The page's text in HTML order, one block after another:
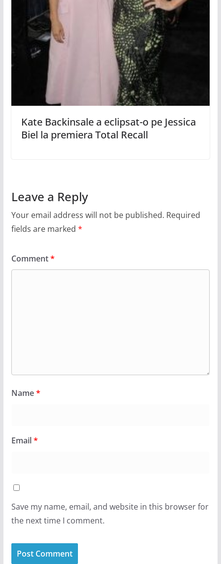
Kate Backinsale a eclipsat-o pe Jessica
Biel la premiera Total Recall
Leave a Reply
Your email address will not be published. Required
fields are marked *
Comment*
Name*
Email*
Save my name, email, and website in this browser for
the next time I comment.